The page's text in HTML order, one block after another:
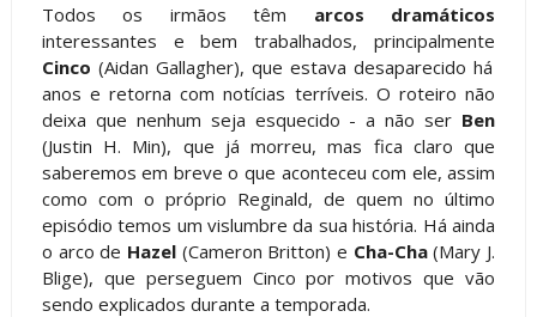
Todos os irmãos têm arcos dramáticos
interessantes e bem trabalhados, principalmente
Cinco (Aidan Gallagher), que estava desaparecido há
anos e retorna com notícias terríveis. O roteiro não
deixa que nenhum seja esquecido - a não ser Ben
(Justin H. Min), que já morreu, mas fica claro que
saberemos em breve o que aconteceu com ele, assim
como com o próprio Reginald, de quem no último
episódio temos um vislumbre da sua história. Há ainda
o arco de Hazel(Cameron Britton) e Cha-Cha(Mary J.
Blige), que perseguem Cinco por motivos que vão
sendo explicados durante a temporada.